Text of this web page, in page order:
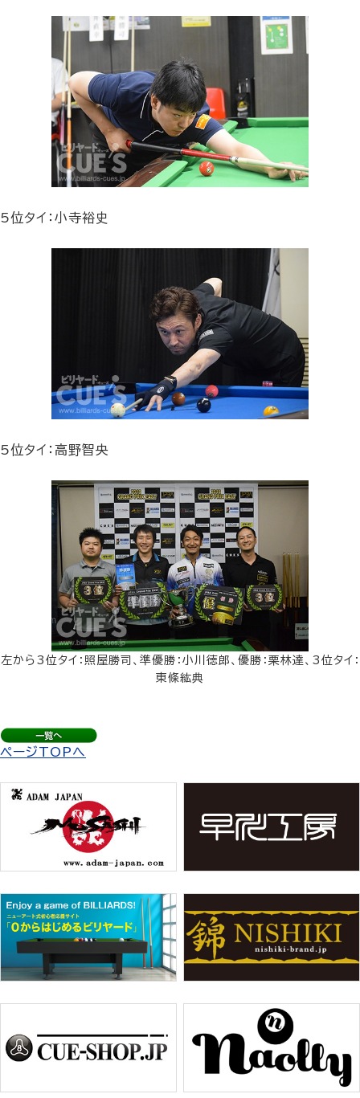
5位タイ：小寺裕史
5位タイ：高野智央
左から3位タイ：照屋勝司、準優勝：小川徳郎、優勝：栗林達、3位タイ：
東條紘典
ページTOPへ